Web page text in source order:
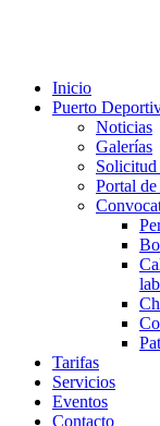
Inicio
Puerto
Noticias
Galerías
Solicitud
Portal de
Tarifas
Servicios
Eventos
Contacto